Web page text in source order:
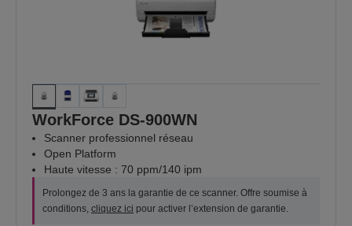
WorkForce DS-900WN
Scanner professionnel réseau
Open Platform
Haute vitesse : 70 ppm/140 ipm
Prolongez de 3 ans la garantie de ce scanner. Offre soumise à
conditions, cliquez ici pour activer l’extension de garantie.